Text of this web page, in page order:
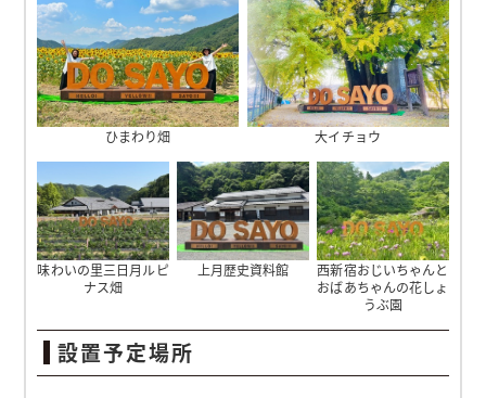
ひまわり畑 大イチョウ
味わいの里三日月ルピ
ナス畑
上月歴史資料館
西新宿おじいちゃんと
おばあちゃんの花しょ
うぶ園
設置予定場所